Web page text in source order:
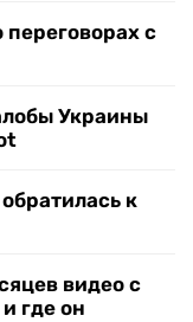
с
Украины
к
видео с
где он